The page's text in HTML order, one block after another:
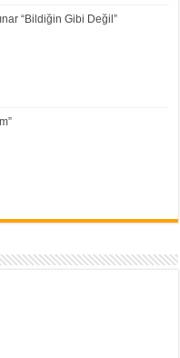
“Bildiğin Gibi Değil”